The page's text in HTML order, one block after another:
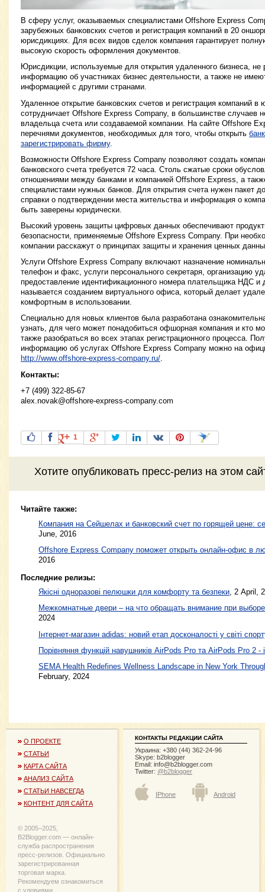
В сферу услуг, оказываемых специалистами Offshore Express
зарубежных банковских счетов и регистрация компаний в 20
юрисдикциях. Для всех видов сделок компания гарантирует
высокую скорость оформления документов.
Юрисдикции, используемые для открытия удаленного бизнеса, не
информацию об участниках бизнес деятельности, а также не
информацией с другими странами.
Удаленное открытие банковских счетов и регистрация компаний
сотрудничает Offshore Express Company, в большинстве случаев
владельца счета или создаваемой компании. На сайте Offshore
перечнями документов, необходимых для того, чтобы открыть
зарегистрировать фирму.
Возможности Offshore Express Company позволяют создать
банковского счета требуется 72 часа. Столь сжатые сроки
отношениями между банками и компанией Offshore Express, а
специалистами нужных банков. Для открытия счета нужен пакет
справки о подтверждении места жительства и информация о
быть заверены юридически.
Высокий уровень защиты цифровых данных обеспечивают
безопасности, применяемые Offshore Express Company. При
компании расскажут о принципах защиты и хранения ценных
Услуги Offshore Express Company включают назначение
телефон и факс, услуги персонального секретаря, организацию
предоставление идентификационного номера плательщика НДС и
называется созданием виртуального офиса, который делает
комфортным в использовании.
Специально для новых клиентов была разработана
узнать, для чего может понадобиться офшорная компания и кто
также разобраться во всех этапах регистрационного процесса.
информацию об услугах Offshore Express Company можно на
http://www.offshore-express-company.ru/.
Контакты:
+7 (499) 322-85-67
alex.novak@offshore-express-company.com
1
Хотите опубликовать пресс-релизна этом
Читайте также:
Компания на Сейшелах и банковский счет по горящей цене:
June, 2016
Offshore Express Company поможет открыть онлайн-офис в
2016
Последние релизы:
Якісні одноразові пелюшки для комфорту та безпеки, 2 April,
Межкомнатные двери – на что обращать внимание при
2024
Інтернет-магазин adidas: новий етап досконалості у світі
Порівняння функцій навушників AirPods Pro та AirPods Pro 2 -
SEMA Health Redefines Wellness Landscape in New York
February, 2024
О ПРОЕКТЕ
СТАТЬИ
КАРТА САЙТА
АНАЛИЗ САЙТА
СТАТЬИ НАВСЕГДА
КОНТЕНТ ДЛЯ САЙТА
© 2005−2025,
B2Blogger.com — онлайн-
служба распространения
пресс-релизов. Официально
зарегистрированная
торговая марка.
Рекомендуем ознакомиться
с уловиями
КОНТАКТЫ РЕДАКЦИИ САЙТА
Украина: +380 (44) 362-24-96
Skype: b2blogger
Email: info@b2blogger.com
Twitter: @b2blogger
IPhone Android